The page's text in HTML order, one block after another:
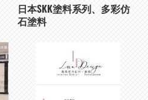
日本SKK塗料系列、多彩仿
石塗料